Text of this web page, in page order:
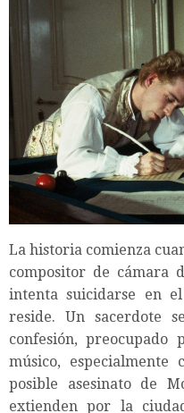
La historia comienza
compositor de cámara
intenta suicidarse en
reside. Un sacerdote
confesión,
músico,
posible asesinato de
extienden por la